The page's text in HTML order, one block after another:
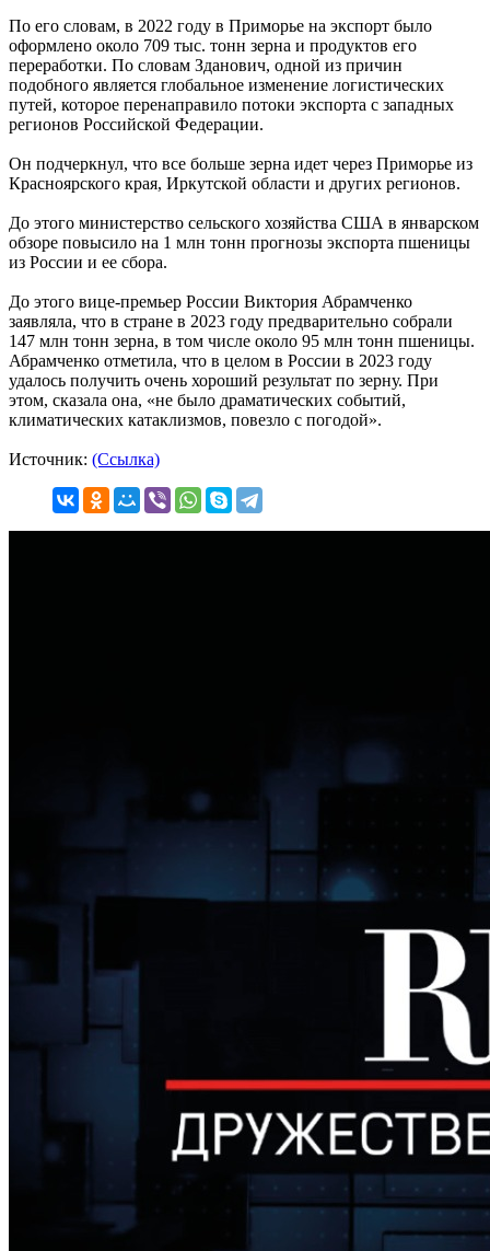
По его словам, в 2022 году в Приморье на экспорт было
оформлено около 709 тыс. тонн зерна и продуктов его
переработки. По словам Зданович, одной из причин
подобного является глобальное изменение логистических
путей, которое перенаправило потоки экспорта с западных
регионов Российской Федерации.
Он подчеркнул, что все больше зерна идет через Приморье из
Красноярского края, Иркутской области и других регионов.
До этого министерство сельского хозяйства США в январском
обзоре повысило на 1 млн тонн прогнозы экспорта пшеницы
из России и ее сбора.
До этого вице-премьер России Виктория Абрамченко
заявляла, что в стране в 2023 году предварительно собрали
147 млн тонн зерна, в том числе около 95 млн тонн пшеницы.
Абрамченко отметила, что в целом в России в 2023 году
удалось получить очень хороший результат по зерну. При
этом, сказала она, «не было драматических событий,
климатических катаклизмов, повезло с погодой».
Источник: (Ссылка)